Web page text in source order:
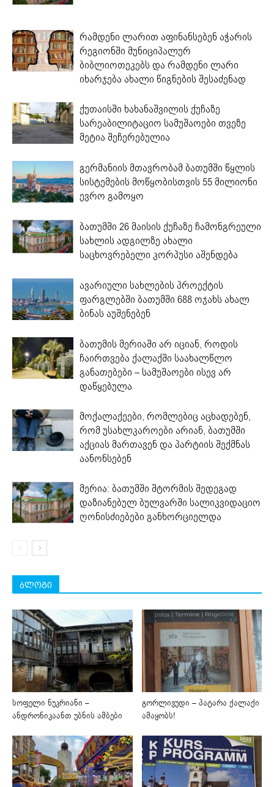
რამდენი ლარით აფინანსებენ აჭარის
რეგიონში მუნიციპალურ
ბიბლიოთეკებს და რამდენი ლარი
იხარჯება ახალი წიგნების შესაძენად
ქუთაისში ხახანაშვილის ქუჩაზე
სარეაბილიტაციო სამუშაოები თვეზე
მეტია შეჩერებულია
გერმანიის მთავრობამ ბათუმში წყლის
სისტემების მოწყობისთვის 55 მილიონი
ევრო გამოყო
ბათუმში 26 მაისის ქუჩაზე ჩამონგრეული
სახლის ადგილზე ახალი
საცხოვრებელი კორპუსი აშენდება
ავარიული სახლების პროექტის
ფარგლებში ბათუმში 688 ოჯახს ახალ
ბინას აუშენებენ
ბათუმის მერიაში არ იციან, როდის
ჩაირთვება ქალაქში საახალწლო
განათებები – სამუშაოები ისევ არ
დაწყებულა
მოქალაქეები, რომლებიც აცხადებენ,
რომ უსახლკაროები არიან, ბათუმში
აქციას მართავენ და პარტიის შექმნას
აანონსებენ
მერია: ბათუმში შტორმის შედეგად
დაზიანებულ ბულვარში სალიკვიდაციო
ღონისძიებები განხორციელდა
ბლოგი
სოფელი ნუკრიანი –
ანდრონიკაანთ უბნის ამბები
გორლივუდი – პატარა ქალაქი
ამაყობს!